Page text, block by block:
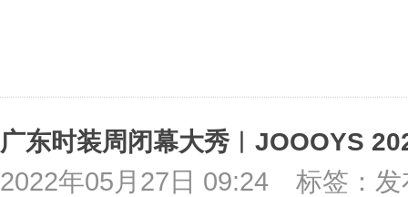
广东时装周闭幕大秀︱JOOOYS
2022年05月27日 09:24
标签：